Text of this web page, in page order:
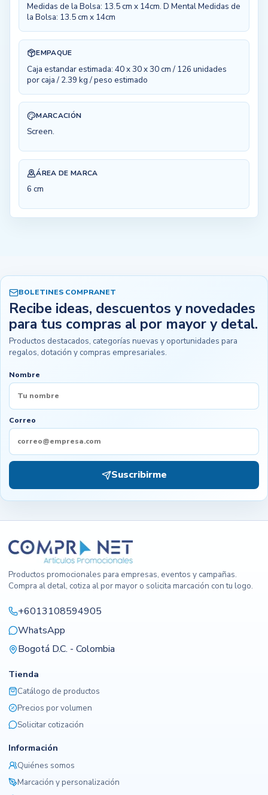
Medidas de la Bolsa: 13.5 cm x 14cm. D Mental Medidas de
la Bolsa: 13.5 cm x 14cm
EMPAQUE
Caja estandar estimada: 40 x 30 x 30 cm / 126 unidades
por caja / 2.39 kg / peso estimado
MARCACIÓN
Screen.
ÁREA DE MARCA
6 cm
BOLETINES COMPRANET
Recibe ideas, descuentos y novedades
para tus compras al por mayor y detal.
Productos destacados, categorías nuevas y oportunidades para
regalos, dotación y compras empresariales.
Nombre
Correo
Suscribirme
Productos promocionales para empresas, eventos y campañas.
Compra al detal, cotiza al por mayor o solicita marcación con tu logo.
+6013108594905
WhatsApp
Bogotá D.C. - Colombia
Tienda
Catálogo de productos
Precios por volumen
Solicitar cotización
Información
Quiénes somos
Marcación y personalización